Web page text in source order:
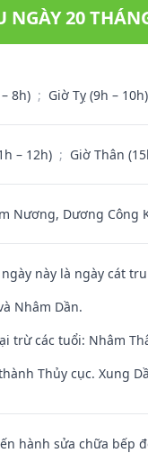
NGÀY 20
8h) ; Giờ Tỵ (9h – 10h)
– 12h) ; Giờ Thân
Nương, Dương Công
này là ngày cát
Nhâm Dần.
trừ các tuổi: Nhâm
Thủy cục. Xung
hành sửa chữa bếp